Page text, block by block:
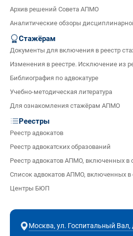
Архив решений Совета АПМО
Аналитические обзоры
Стажёрам
Документы для включения в реестр
Изменения в реестре. Исключение из
Библиография по адвокатуре
Учебно-методическая литература
Для ознакомления стажёрам АПМО
Реестры
Реестр адвокатов
Реестр адвокатских образований
Реестр адвокатов АПМО, включенных в
Список адвокатов АПМО, включенных
Центры БЮП
Москва, ул. Госпитальный Вал,